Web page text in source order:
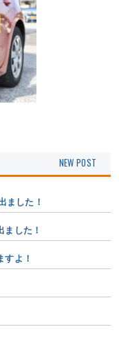
ました！
ました！
すよ！